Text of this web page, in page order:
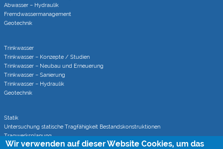
Abwasser – Hydraulik
Fremdwasser­manage­ment
Geotechnik
Trinkwasser
Trinkwasser – Konzepte / Studien
Trinkwasser – Neubau und Erneuerung
Trinkwasser – Sanierung
Trinkwasser – Hydraulik
Geotechnik
Statik
Untersuchung statische Tragfähigkeit Bestandskonstruktionen
Tragwerksplanung
Statische Berechnungen bei Sanierungsverfahren
Wir verwenden auf dieser Website Cookies, um das